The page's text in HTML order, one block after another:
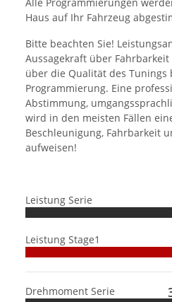
Haus auf Ihr Fahrzeug
Bitte beachten Sie!
Aussagekraft über Fahrbarkeit
über die Qualität des Tunings
Programmierung. Eine
Abstimmung,
wird in den meisten Fällen
Beschleunigung, Fahrbarkeit
aufweisen!
Leistung Serie
Leistung Stage1
Drehmoment Serie